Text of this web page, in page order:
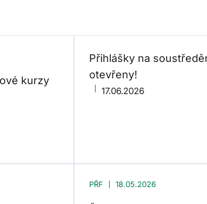
kurzy
Přihlášky na
otevřeny!
17.06.2026
PŘF 18.05.2026